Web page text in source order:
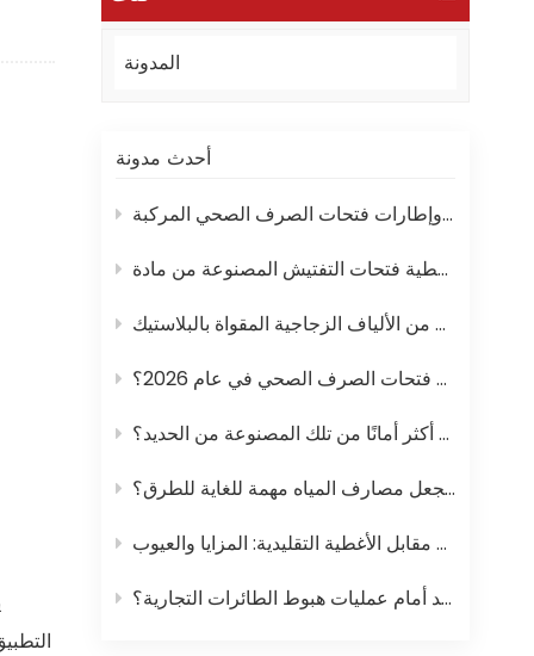
المدونة
أحدث مدونة
أربع فوائد سهلة لأغطية وإطارات فتحات الصرف الصحي المركبة
ما هي الأوزان والمواد القياسية لأغطية فتحات الصرف الصحي في عام 2026؟
هل أغطية وإطارات فتحات الصرف الصحي المصنوعة من المواد المركبة أكثر أمانًا من تلك المصنوعة من الحديد؟
ما الذي يجعل مصارف المياه مهمة للغاية للطرق؟
أغطية فتحات الصرف الصحي المركبة مقابل الأغطية التقليدية: المزايا والعيوب
ما هي الهندسة الخفية التي تجعل أغطية فتحات الصرف الصحي في مدرجات المطارات تصمد أمام عمليات هبوط الطائرات التجارية؟